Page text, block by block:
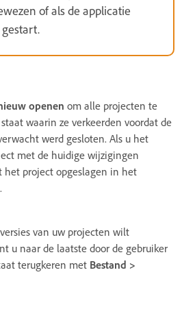
of als de applicatie
openen om alle projecten te
waarin ze verkeerden voordat de
werd gesloten. Als u het
met de huidige wijzigingen
het project opgeslagen in het
van uw projecten wilt
u naar de laatste door de gebruiker
terugkeren met Bestand >